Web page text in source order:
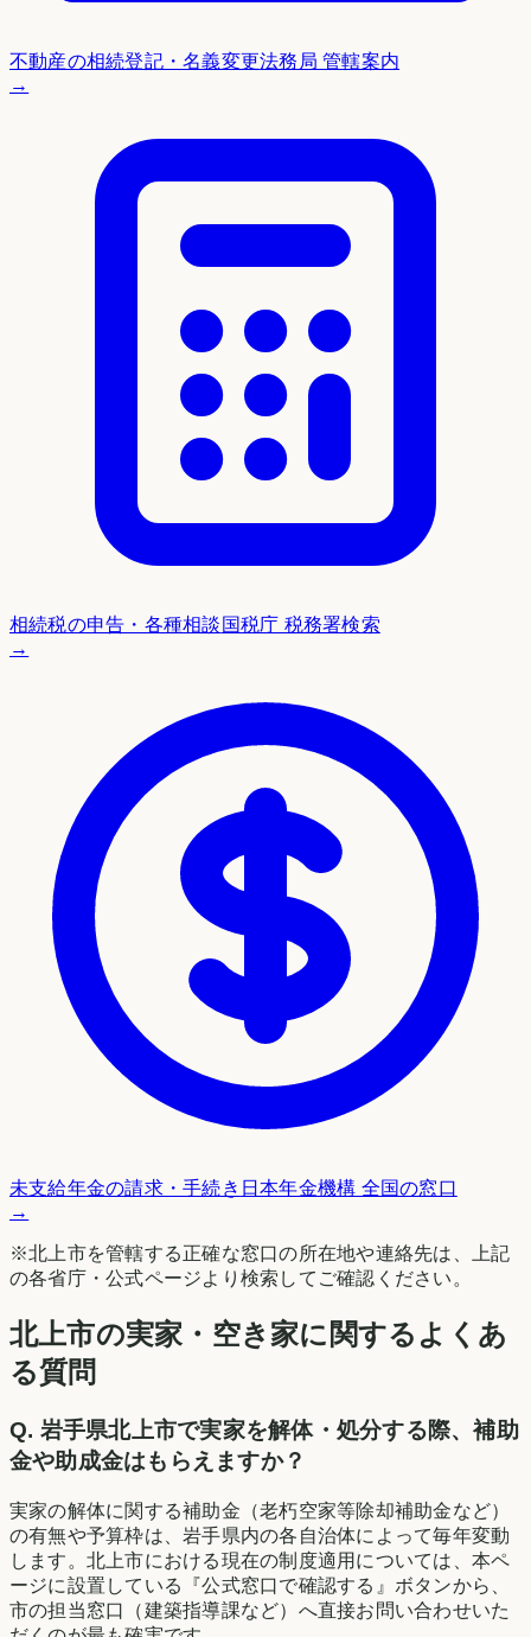
不動産の相続登記・名義変更法務局 管轄案内
→
相続税の申告・各種相談 国税庁 税務署検索
→
未支給年金の請求・手続き 日本年金機構 全国の窓口
→
※北上市を管轄する正確な窓口の所在地や連絡先は、上記
の各省庁・公式ページより検索してご確認ください。
北上市の実家・空き家に関するよくあ
る質問
Q. 岩手県北上市で実家を解体・処分する際、補助
金や助成金はもらえますか？
実家の解体に関する補助金（老朽空家等除却補助金など）
の有無や予算枠は、岩手県内の各自治体によって毎年変動
します。北上市における現在の制度適用については、本ペ
ージに設置している『公式窓口で確認する』ボタンから、
市の担当窓口（建築指導課など）へ直接お問い合わせいた